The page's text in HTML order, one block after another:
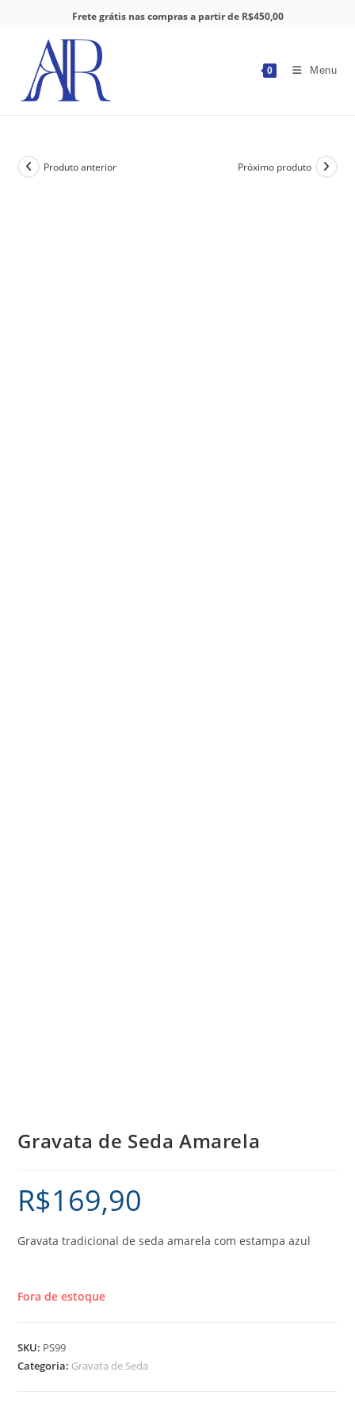
Frete grátis nas compras a partir de R$450,00
0 Menu
Produto anterior Próximo produto
Gravata de Seda Amarela
R$169,90
Gravata tradicional de seda amarela com estampa azul
Fora de estoque
SKU: PS99
Categoria: Gravata de Seda